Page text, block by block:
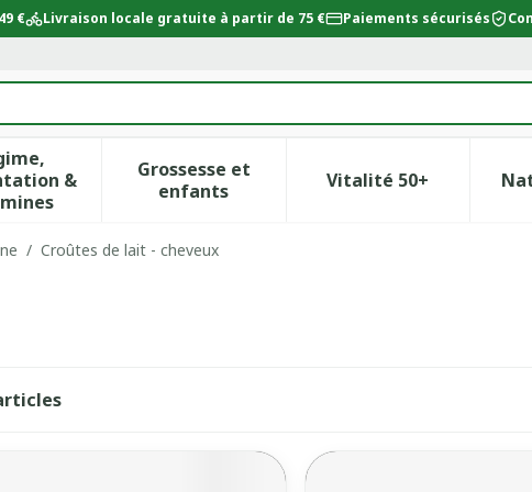
€ Livraison locale gratuite à partir de 75 € Paiements sécurisés
pour la catégorie Beauté, soins et hygiène
&
Afficher le sous-menu pour la catégorie Régime,
Grossesse et
enfantsAfficher le sous-menu pour la
Vitalité 50+Afficher le sous-
/ Croûtes de lait - cheveux